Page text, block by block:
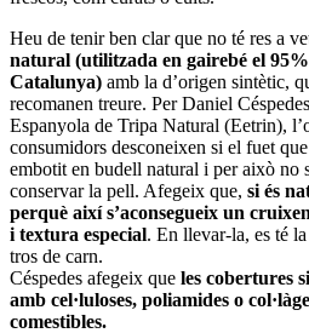
Heu de tenir ben clar que no té res a
natural (utilitzada en gairebé el
Catalunya) amb la d’origen sintètic,
recomanen treure. Per Daniel Céspedes
Espanyola de Tripa Natural (Eetrin),
consumidors desconeixen si el fuet
embotit en budell natural i per això no
conservar la pell. Afegeix que, si és
perquè així s’aconsegueix un
i textura especial. En llevar-la, es té
tros de carn.
Céspedes afegeix que les cobertures
amb cel·luloses, poliamides o
comestibles.